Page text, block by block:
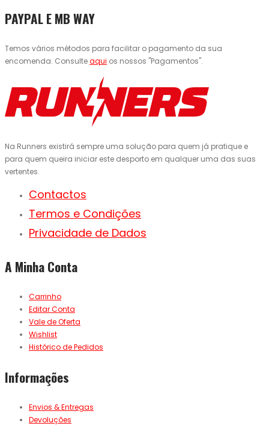
PAYPAL E MB WAY
Temos vários métodos para facilitar o pagamento da sua
encomenda. Consulteaqui os nossos "Pagamentos".
Na Runners existirá sempre uma solução para quem já pratique e
para quem queira iniciar este desporto em qualquer uma das suas
vertentes.
Contactos
Termos e Condições
Privacidade de Dados
A Minha Conta
Carrinho
Editar Conta
Vale de Oferta
Wishlist
Histórico de Pedidos
Informações
Envios & Entregas
Devoluções